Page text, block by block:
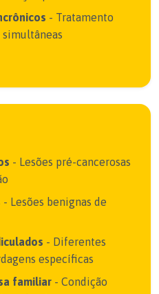
- Tratamento
- Lesões pré-cancerosas
- Lesões benignas de
- Diferentes
específicas
familiar - Condição